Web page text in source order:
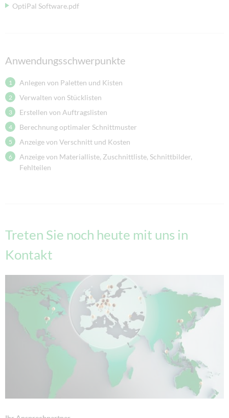
OptiPal Software.pdf
Anwendungsschwerpunkte
Anlegen von Paletten und Kisten
Verwalten von Stücklisten
Erstellen von Auftragslisten
Berechnung optimaler Schnittmuster
Anzeige von Verschnitt und Kosten
Anzeige von Materialliste, Zuschnittliste, Schnittbilder,
Fehlteilen
Treten Sie noch heute mit uns in
Kontakt